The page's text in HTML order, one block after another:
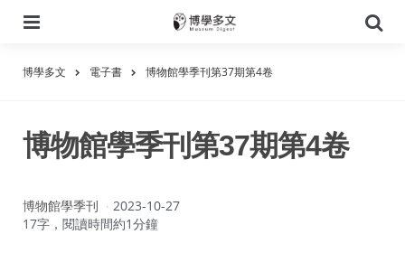
尋
博學多文 電子書 博物館學季刊第37期第4卷
博物館學季刊第37期第4卷
作
者：
博物館學季刊
2023-10-27
17字，閱讀時間約1分鐘